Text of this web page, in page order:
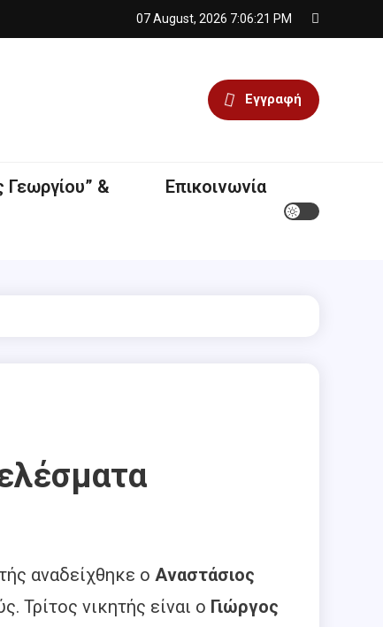
07 August, 2026 7:06:22 PM
Εγγραφή
& Επικοινωνία
αναδείχθηκε ο Αναστάσιος
Τρίτος νικητής είναι ο Γιώργος